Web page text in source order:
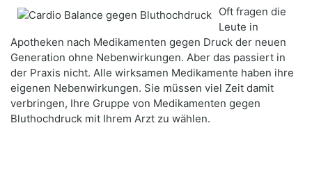
Oft fragen die
Leute in
Apotheken nach Medikamenten gegen Druck der neuen
Generation ohne Nebenwirkungen. Aber das passiert in
der Praxis nicht. Alle wirksamen Medikamente haben ihre
eigenen Nebenwirkungen. Sie müssen viel Zeit damit
verbringen, Ihre Gruppe von Medikamenten gegen
Bluthochdruck mit Ihrem Arzt zu wählen.